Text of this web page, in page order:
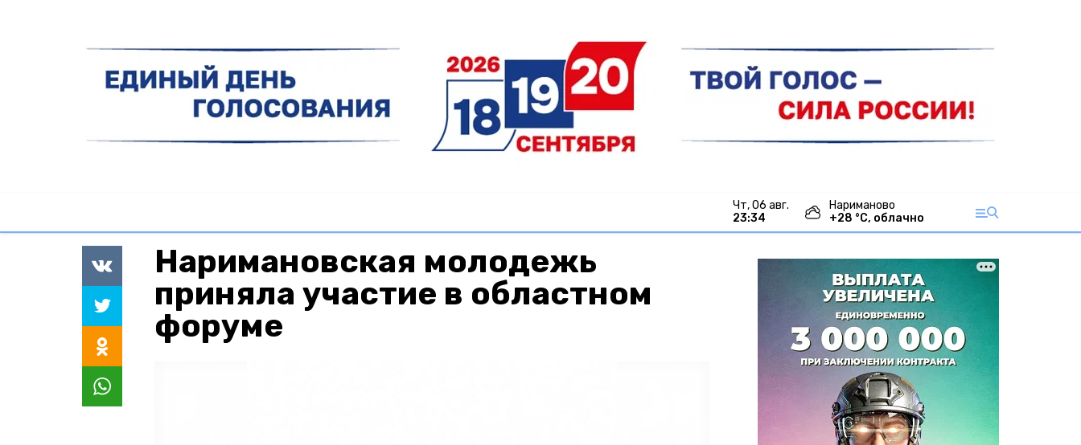
чт, 06 авг.
23:34
Нариманово
+28 °С, облачно
Наримановская молодежь
приняла участие в областном
форуме